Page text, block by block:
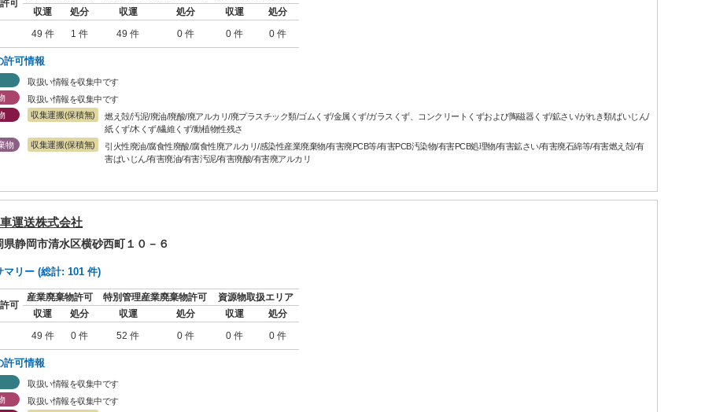
可
収運
処分 収運 処分 収運
処分
49 件 1 件 49 件 0 件 0 件 0 件
許可情報
取扱い情報を収集中です
取扱い情報を収集中です
収集運搬(保積無)
燃え殻/汚泥/廃油/廃酸/廃アルカリ/廃プラスチック類/ゴムくず/金属くず/ガラスくず、コンクリートくずおよび陶磁器くず/鉱さい/がれき類/ばいじん/
紙くず/木くず/繊維くず/動植物性残さ
物
収集運搬(保積無)
引火性廃油/腐食性廃酸/腐食性廃アルカリ/感染性産業廃棄物/有害廃PCB等/有害PCB汚染物/有害PCB処理物/有害鉱さい/有害廃石綿等/有害燃え殻/有
害ばいじん/有害廃油/有害汚泥/有害廃酸/有害廃アルカリ
運送株式会社
静岡市清水区横砂西町１０－６
マリー (総計: 101 件)
可
産業廃棄物許可 特別管理産業廃棄物許可
資源物取扱エリア
収運
処分 収運 処分 収運
処分
49 件 0 件 52 件 0 件 0 件 0 件
許可情報
取扱い情報を収集中です
取扱い情報を収集中です